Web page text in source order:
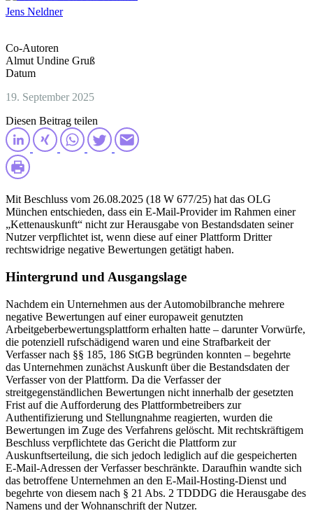
Jens Neldner
Co-Autoren
Almut Undine Gruß
Datum
19. September 2025
Diesen Beitrag teilen
Mit Beschluss vom 26.08.2025 (18 W 677/25) hat das OLG
München entschieden, dass ein E-Mail-Provider im Rahmen einer
„Kettenauskunft“ nicht zur Herausgabe von Bestandsdaten seiner
Nutzer verpflichtet ist, wenn diese auf einer Plattform Dritter
rechtswidrige negative Bewertungen getätigt haben.
Hintergrund und Ausgangslage
Nachdem ein Unternehmen aus der Automobilbranche mehrere
negative Bewertungen auf einer europaweit genutzten
Arbeitgeberbewertungsplattform erhalten hatte – darunter Vorwürfe,
die potenziell rufschädigend waren und eine Strafbarkeit der
Verfasser nach §§ 185, 186 StGB begründen konnten – begehrte
das Unternehmen zunächst Auskunft über die Bestandsdaten der
Verfasser von der Plattform. Da die Verfasser der
streitgegenständlichen Bewertungen nicht innerhalb der gesetzten
Frist auf die Aufforderung des Plattformbetreibers zur
Authentifizierung und Stellungnahme reagierten, wurden die
Bewertungen im Zuge des Verfahrens gelöscht. Mit rechtskräftigem
Beschluss verpflichtete das Gericht die Plattform zur
Auskunftserteilung, die sich jedoch lediglich auf die gespeicherten
E-Mail-Adressen der Verfasser beschränkte. Daraufhin wandte sich
das betroffene Unternehmen an den E-Mail-Hosting-Dienst und
begehrte von diesem nach § 21 Abs. 2 TDDDG die Herausgabe des
Namens und der Wohnanschrift der Nutzer.